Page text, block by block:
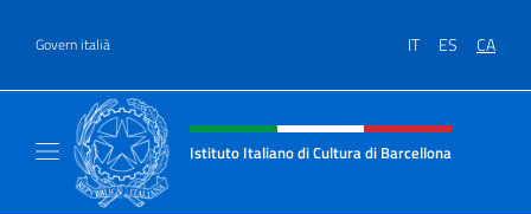
Govern italià IT ES CA
Intestazione sito, social e menù
Istituto Italiano di Cultura di Barcellona